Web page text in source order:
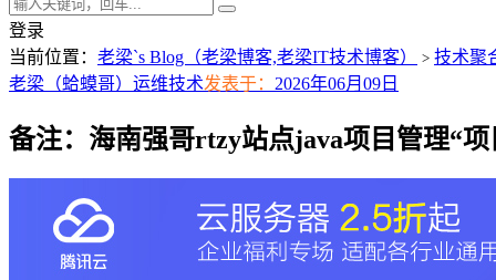
登录
当前位置： 老梁`s Blog（老梁博客,老梁IT技术博客） > 技术聚
老梁（蛤蟆哥） 运维技术发表于： 2026年06月09日
备注：海南强哥rtzy站点java项目管理“